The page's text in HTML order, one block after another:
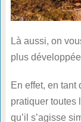
Là aussi, on
plus
En effet, en
pratiquer toutes
qu’il s’agisse